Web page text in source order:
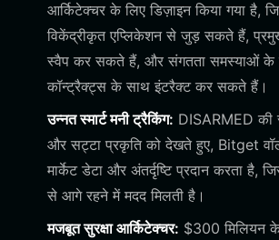
आर्किटेक्चर के लिए डिज़ाइन किया गया है,
विकेंद्रीकृत एप्लिकेशन से जुड़ सकते हैं,
स्वैप कर सकते हैं, और संगतता समस्याओं के
कॉन्ट्रैक्ट्स के साथ इंटरैक्ट कर सकते हैं।
उन्नत स्मार्ट मनी ट्रैकिंग: DISARMED की
और सट्टा प्रकृति को देखते हुए, Bitget
मार्केट डेटा और अंतर्दृष्टि प्रदान करता है,
से आगे रहने में मदद मिलती है।
मजबूत सुरक्षा आर्किटेक्चर: $300 मिलियन